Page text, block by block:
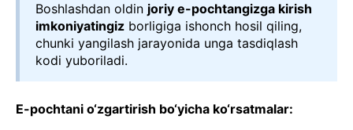
Boshlashdan oldin joriy e-pochtangizga kirish
imkoniyatingiz borligiga ishonch hosil qiling,
chunki yangilash jarayonida unga tasdiqlash
kodi yuboriladi.
E-pochtani o‘zgartirish bo‘yicha ko‘rsatmalar: